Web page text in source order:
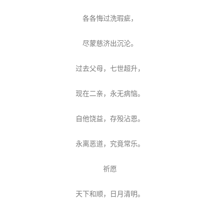
各各悔过洗瑕疵，
尽蒙慈济出沉沦。
过去父母，七世超升，
现在二亲，永无病恼。
自他饶益，存殁沾恩。
永离恶道，究竟常乐。
祈愿
天下和顺，日月清明。